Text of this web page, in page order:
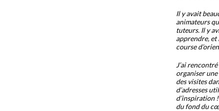
Il y avait
animateurs
tuteurs. Il y
apprendre, et
course
J’ai
organiser une
des visites
d’adresses
d’inspiration
du fond du